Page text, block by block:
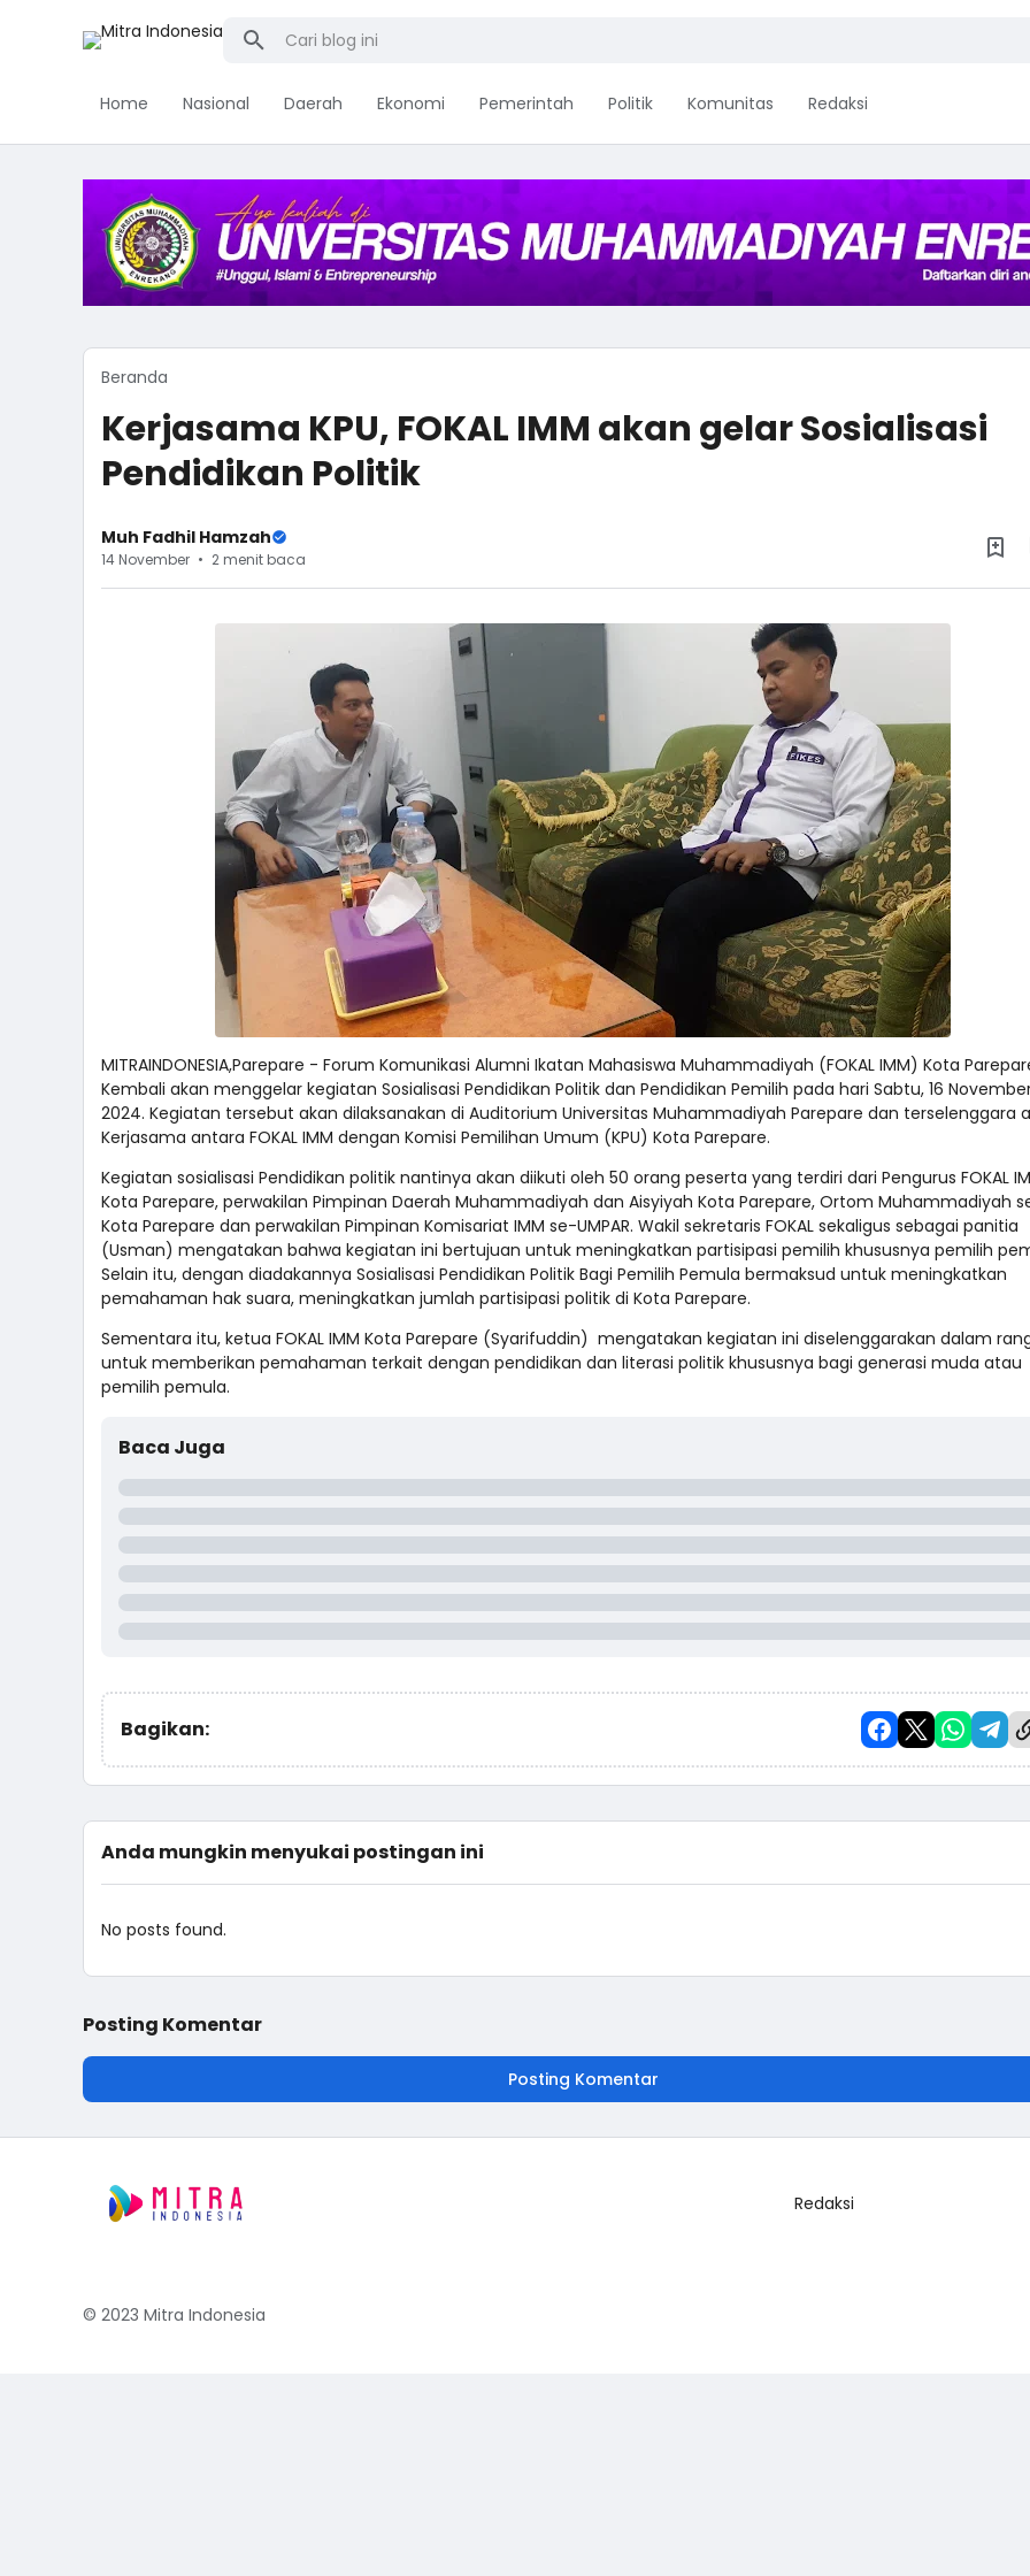
Home Nasional Daerah Ekonomi Pemerintah Politik Komunitas Redaksi
Beranda
Kerjasama KPU, FOKAL IMM akan gelar Sosialisasi
Pendidikan Politik
Muh Fadhil Hamzah
14 November 2 menit baca
MITRAINDONESIA,Parepare - Forum Komunikasi Alumni Ikatan Mahasiswa Muhammadiyah (FOKAL IMM) Kota
Kembali akan menggelar kegiatan Sosialisasi Pendidikan Politik dan Pendidikan Pemilih pada hari Sabtu, 16
2024. Kegiatan tersebut akan dilaksanakan di Auditorium Universitas Muhammadiyah Parepare dan terselenggara
Kerjasama antara FOKAL IMM dengan Komisi Pemilihan Umum (KPU) Kota Parepare.
Kegiatan sosialisasi Pendidikan politik nantinya akan diikuti oleh 50 orang peserta yang terdiri dari Pengurus FOKAL
Kota Parepare, perwakilan Pimpinan Daerah Muhammadiyah dan Aisyiyah Kota Parepare, Ortom Muhammadiyah
Kota Parepare dan perwakilan Pimpinan Komisariat IMM se-UMPAR. Wakil sekretaris FOKAL sekaligus sebagai panitia
(Usman) mengatakan bahwa kegiatan ini bertujuan untuk meningkatkan partisipasi pemilih khususnya pemilih
Selain itu, dengan diadakannya Sosialisasi Pendidikan Politik Bagi Pemilih Pemula bermaksud untuk meningkatkan
pemahaman hak suara, meningkatkan jumlah partisipasi politik di Kota Parepare.
Sementara itu, ketua FOKAL IMM Kota Parepare (Syarifuddin) mengatakan kegiatan ini diselenggarakan dalam
untuk memberikan pemahaman terkait dengan pendidikan dan literasi politik khususnya bagi generasi muda atau
pemilih pemula.
Baca Juga
Bagikan:
Anda mungkin menyukai postingan ini
No posts found.
Posting Komentar
Posting Komentar
Redaksi
© 2023 Mitra Indonesia